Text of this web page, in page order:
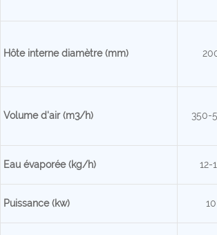
Hôte internediamètre (mm)
Volume d'air (m3/h) 350-
Eau évaporée (kg/h) 12-
Puissance (kw) 10